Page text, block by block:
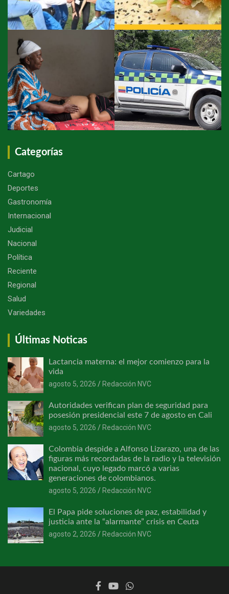
Categorías
Cartago
Deportes
Gastronomía
Internacional
Judicial
Nacional
Política
Reciente
Regional
Salud
Variedades
Últimas Noticas
Lactancia materna: el mejor comienzo para la
vida
agosto 5, 2026
Redacción NVC
Autoridades verifican plan de seguridad para
posesión presidencial este 7 de agosto en Cali
agosto 5, 2026
Redacción NVC
Colombia despide a Alfonso Lizarazo, una de las
figuras más recordadas de la radio y la televisión
nacional, cuyo legado marcó a varias
generaciones de colombianos.
agosto 5, 2026
Redacción NVC
El Papa pide soluciones de paz, estabilidad y
justicia ante la “alarmante” crisis en Ceuta
agosto 2, 2026
Redacción NVC